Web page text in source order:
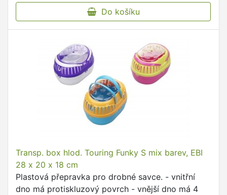
Do košíku
Transp. box hlod. Touring Funky S mix barev, EBI
28 x 20 x 18 cm
Plastová přepravka pro drobné savce. - vnitřní
dno má protiskluzový povrch - vnější dno má 4